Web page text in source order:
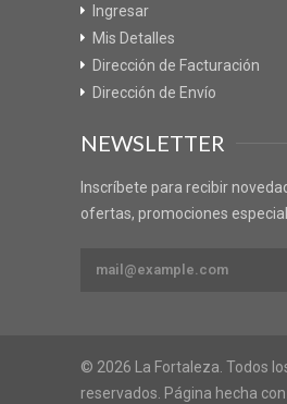
Ingresar
Mis Detalles
Dirección de Facturación
Dirección de Envío
NEWSLETTER
Inscríbete para recibir
ofertas, promociones
© 2026 La Fortaleza. Todos
reservados. Página hecha